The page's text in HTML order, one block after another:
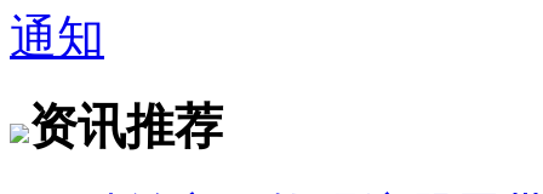
通知
资讯推荐